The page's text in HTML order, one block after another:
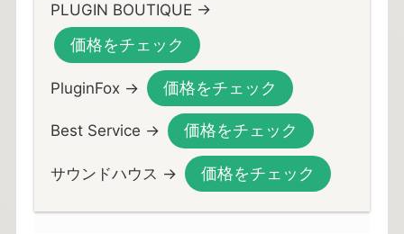
PLUGIN BOUTIQUE →
価格をチェック
PluginFox → 価格をチェック
Best Service → 価格をチェック
サウンドハウス → 価格をチェック